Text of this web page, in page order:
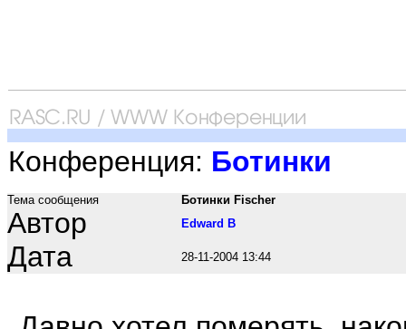
Конференция: Ботинки
Тема сообщения Ботинки Fischer
Автор Edward B
Дата 28-11-2004 13:44